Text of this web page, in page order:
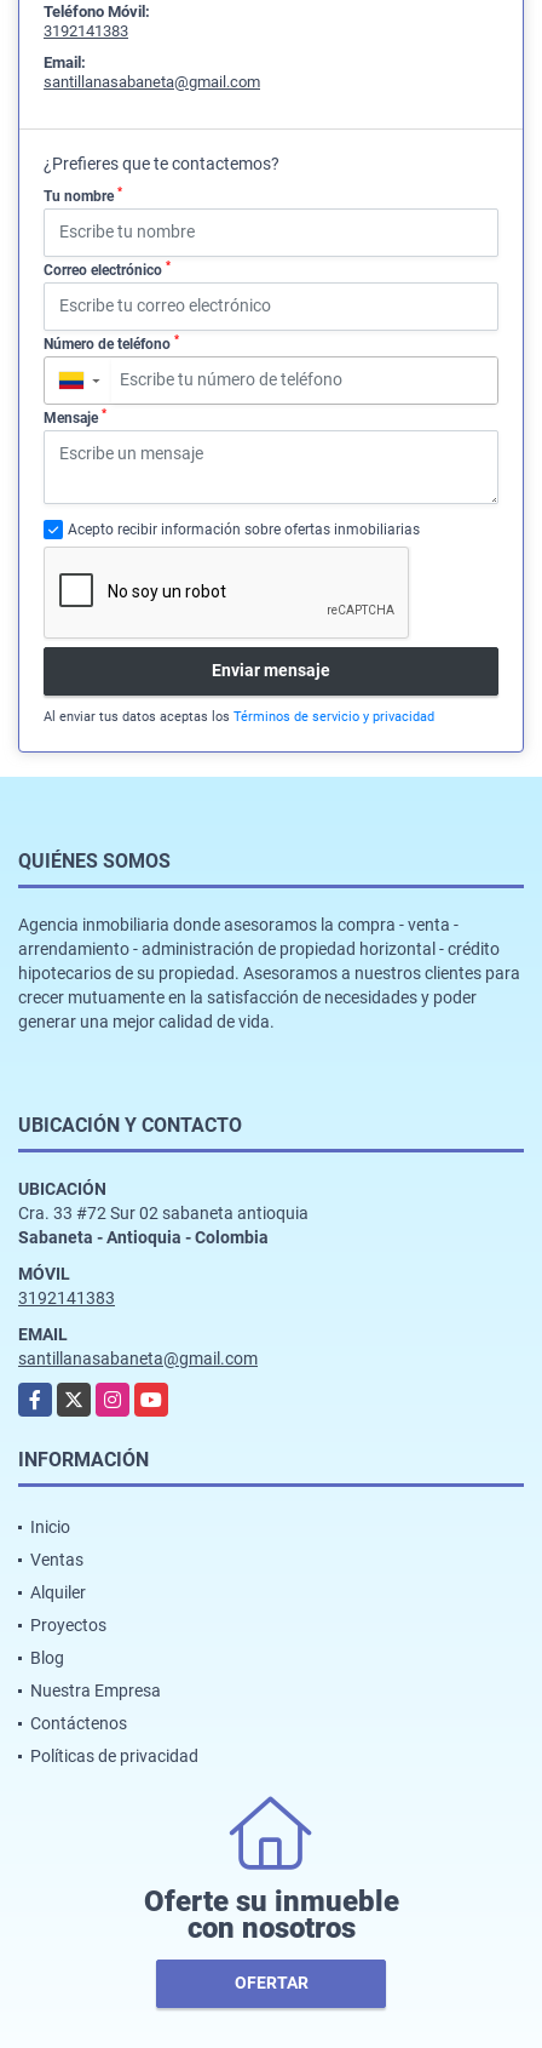
Teléfono Móvil:
3192141383
Email:
santillanasabaneta@gmail.com
¿Prefieres que te contactemos?
Tu nombre *
Correo electrónico *
Número de teléfono *
▼
Mensaje *
Acepto recibir información sobre ofertas inmobiliarias
Enviar mensaje
Al enviar tus datos aceptas los Términos de servicio y privacidad
QUIÉNES SOMOS
Agencia inmobiliaria donde asesoramos la compra - venta -
arrendamiento - administración de propiedad horizontal - crédito
hipotecarios de su propiedad. Asesoramos a nuestros clientes para
crecer mutuamente en la satisfacción de necesidades y poder
generar una mejor calidad de vida.
UBICACIÓN Y CONTACTO
UBICACIÓN
Cra. 33 #72 Sur 02 sabaneta antioquia
Sabaneta - Antioquia - Colombia
MÓVIL
3192141383
EMAIL
santillanasabaneta@gmail.com
Facebook
X InstagramYouTube
INFORMACIÓN
Inicio
Ventas
Alquiler
Proyectos
Blog
Nuestra Empresa
Contáctenos
Políticas de privacidad
Oferte su inmueble
con nosotros
OFERTAR